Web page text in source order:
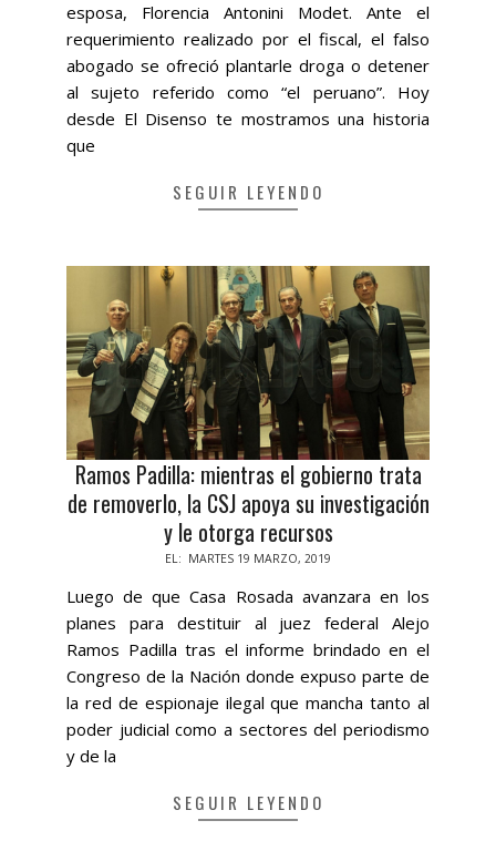
esposa, Florencia Antonini Modet. Ante el
requerimiento realizado por el fiscal, el falso
abogado se ofreció plantarle droga o detener
al sujeto referido como “el peruano”. Hoy
desde El Disenso te mostramos una historia
que
SEGUIR LEYENDO
Ramos Padilla: mientras el gobierno trata
de removerlo, la CSJ apoya su investigación
y le otorga recursos
19
EL: MARTES 19 MARZO, 2019
Luego de que Casa Rosada avanzara en los
planes para destituir al juez federal Alejo
Ramos Padilla tras el informe brindado en el
Congreso de la Nación donde expuso parte de
la red de espionaje ilegal que mancha tanto al
poder judicial como a sectores del periodismo
y de la
SEGUIR LEYENDO